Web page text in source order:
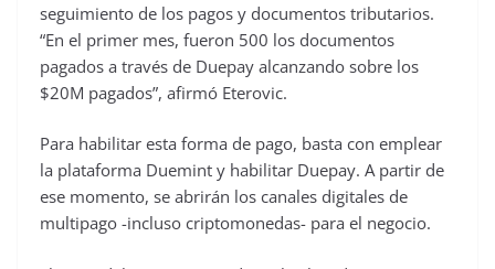
seguimiento de los pagos y documentos tributarios.
“En el primer mes, fueron 500 los documentos
pagados a través de Duepay alcanzando sobre los
$20M pagados”, afirmó Eterovic.
Para habilitar esta forma de pago, basta con emplear
la plataforma Duemint y habilitar Duepay. A partir de
ese momento, se abrirán los canales digitales de
multipago -incluso criptomonedas- para el negocio.